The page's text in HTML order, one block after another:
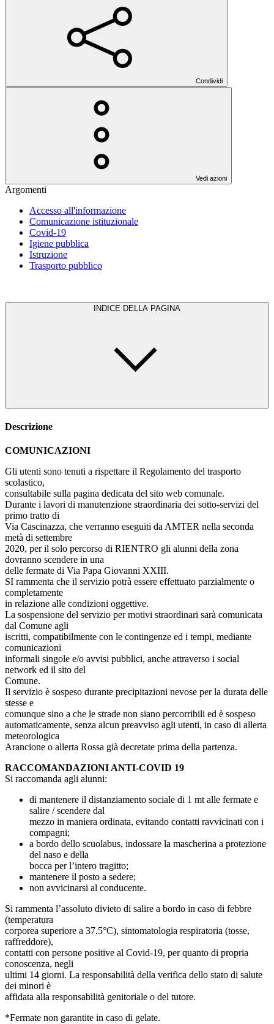
Condividi
Vedi azioni
Argomenti
Accesso all'informazione
Comunicazione istituzionale
Covid-19
Igiene pubblica
Istruzione
Trasporto pubblico
INDICE DELLA PAGINA
Descrizione
COMUNICAZIONI
Gli utenti sono tenuti a rispettare il Regolamento del trasporto
scolastico,
consultabile sulla pagina dedicata del sito web comunale.
Durante i lavori di manutenzione straordinaria dei sotto‐servizi del
primo tratto di
Via Cascinazza, che verranno eseguiti da AMTER nella seconda
metà di settembre
2020, per il solo percorso di RIENTRO gli alunni della zona
dovranno scendere in una
delle fermate di Via Papa Giovanni XXIII.
SI rammenta che il servizio potrà essere effettuato parzialmente o
completamente
in relazione alle condizioni oggettive.
La sospensione del servizio per motivi straordinari sarà comunicata
dal Comune agli
iscritti, compatibilmente con le contingenze ed i tempi, mediante
comunicazioni
informali singole e/o avvisi pubblici, anche attraverso i social
network ed il sito del
Comune.
Il servizio è sospeso durante precipitazioni nevose per la durata delle
stesse e
comunque sino a che le strade non siano percorribili ed è sospeso
automaticamente, senza alcun preavviso agli utenti, in caso di allerta
meteorologica
Arancione o allerta Rossa già decretate prima della partenza.
RACCOMANDAZIONI ANTI‐COVID 19
Si raccomanda agli alunni:
di mantenere il distanziamento sociale di 1 mt alle fermate e
salire / scendere dal
mezzo in maniera ordinata, evitando contatti ravvicinati con i
compagni;
a bordo dello scuolabus, indossare la mascherina a protezione
del naso e della
bocca per l’intero tragitto;
mantenere il posto a sedere;
non avvicinarsi al conducente.
Si rammenta l’assoluto divieto di salire a bordo in caso di febbre
(temperatura
corporea superiore a 37.5°C), sintomatologia respiratoria (tosse,
raffreddore),
contatti con persone positive al Covid‐19, per quanto di propria
conoscenza, negli
ultimi 14 giorni. La responsabilità della verifica dello stato di salute
dei minori è
affidata alla responsabilità genitoriale o del tutore.
*Fermate non garantite in caso di gelate.